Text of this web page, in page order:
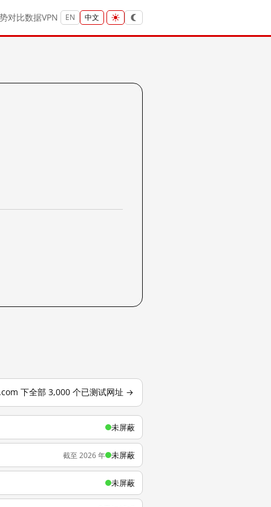
对比数据VPN EN 中文
下全部 3,000 个已测试网址 →
未屏蔽
截至 2026 年 未屏蔽
未屏蔽